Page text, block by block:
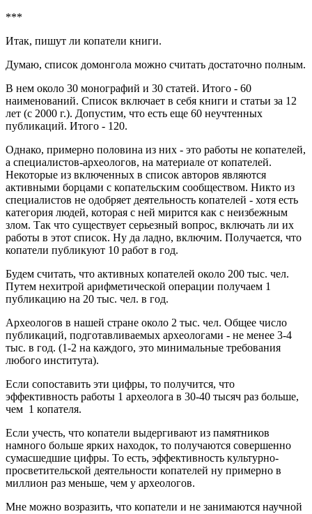
***
Итак, пишут ли копатели книги.
Думаю, список домонгола можно считать достаточно полным.
В нем около 30 монографий и 30 статей. Итого - 60
наименований. Список включает в себя книги и статьи за 12
лет (с 2000 г.). Допустим, что есть еще 60 неучтенных
публикаций. Итого - 120.
Однако, примерно половина из них - это работы не копателей,
а специалистов-археологов, на материале от копателей.
Некоторые из включенных в список авторов являются
активными борцами с копательским сообществом. Никто из
специалистов не одобряет деятельность копателей - хотя есть
категория людей, которая с ней мирится как с неизбежным
злом. Так что существует серьезный вопрос, включать ли их
работы в этот список. Ну да ладно, включим. Получается, что
копатели публикуют 10 работ в год.
Будем считать, что активных копателей около 200 тыс. чел.
Путем нехитрой арифметической операции получаем 1
публикацию на 20 тыс. чел. в год.
Археологов в нашей стране около 2 тыс. чел. Общее число
публикаций, подготавливаемых археологами - не менее 3-4
тыс. в год. (1-2 на каждого, это минимальные требования
любого института).
Если сопоставить эти цифры, то получится, что
эффективность работы 1 археолога в 30-40 тысяч раз больше,
чем 1 копателя.
Если учесть, что копатели выдергивают из памятников
намного больше ярких находок, то получаются совершенно
сумасшедшие цифры. То есть, эффективность культурно-
просветительской деятельности копателей ну примерно в
миллион раз меньше, чем у археологов.
Мне можно возразить, что копатели и не занимаются научной